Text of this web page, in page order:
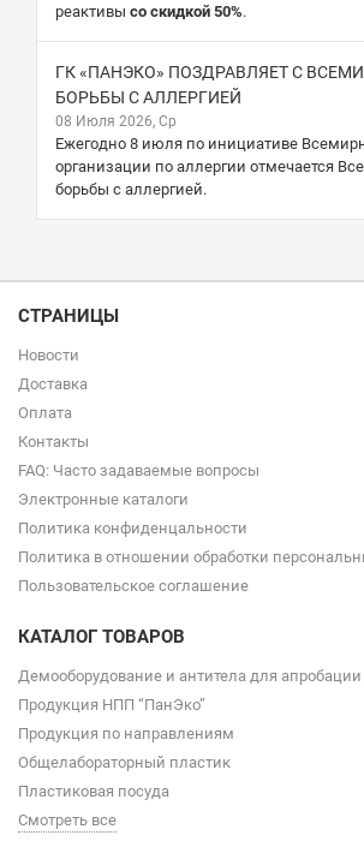
реактивы со скидкой 50%.
ГК «ПАНЭКО» ПОЗДРАВЛЯЕТ С
БОРЬБЫ С АЛЛЕРГИЕЙ
08 Июля 2026, Ср
Ежегодно 8 июля по инициативе
организации по аллергии отмечается
борьбы с аллергией.
СТРАНИЦЫ
Новости
Доставка
Оплата
Контакты
FAQ: Часто задаваемые вопросы
Электронные каталоги
Политика конфиденцальности
Политика в отношении обработки
Пользовательское соглашение
КАТАЛОГ ТОВАРОВ
Демооборудование и антитела для апробации
Продукция НПП “ПанЭко”
Продукция по направлениям
Общелабораторный пластик
Пластиковая посуда
Смотреть все